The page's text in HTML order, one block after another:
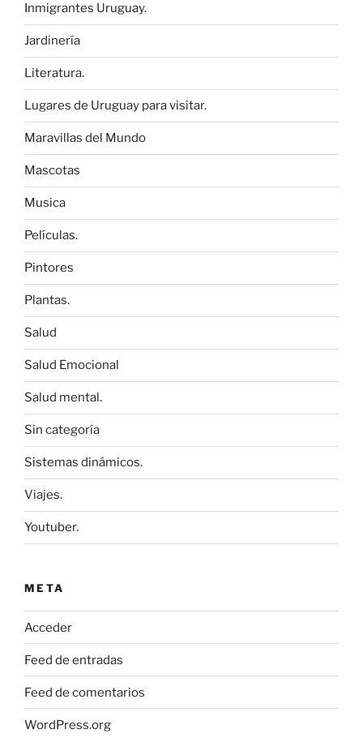
Inmigrantes Uruguay.
Jardinería
Literatura.
Lugares de Uruguay para visitar.
Maravillas del Mundo
Mascotas
Musica
Películas.
Pintores
Plantas.
Salud
Salud Emocional
Salud mental.
Sin categoría
Sistemas dinámicos.
Viajes.
Youtuber.
META
Acceder
Feed de entradas
Feed de comentarios
WordPress.org